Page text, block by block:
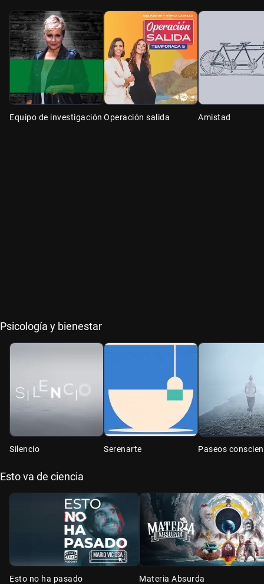
Equipo de investigación Operación salida Amistad
Psicología y bienestar
Silencio Serenarte Paseos
Esto va de ciencia
Esto no ha pasado Materia Absurda